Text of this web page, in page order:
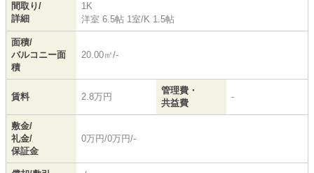
間取り/
詳細
1K
洋室 6.5帖 1室/K 1.5帖
面積/
バルコニー面
積
20.00㎡/-
賃料 2.8万円
管理費・
共益費
-
敷金/
礼金/
保証金
0万円/0万円/-